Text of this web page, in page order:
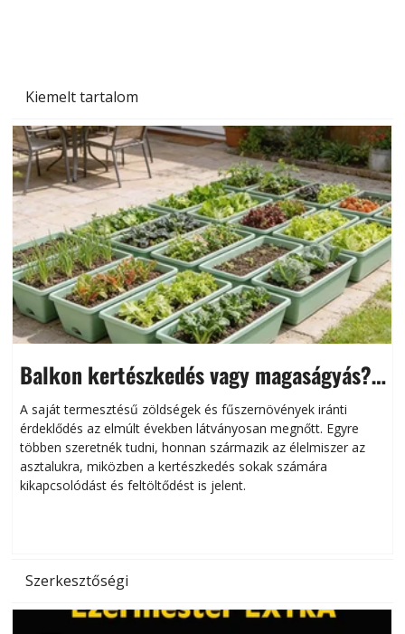
Kiemelt tartalom
Balkon kertészkedés vagy magaságyás?
Helytakarékos kertészkedés
A saját termesztésű zöldségek és fűszernövények iránti
érdeklődés az elmúlt években látványosan megnőtt. Egyre
többen szeretnék tudni, honnan származik az élelmiszer az
asztalukra, miközben a kertészkedés sokak számára
kikapcsolódást és feltöltődést is jelent.
Szerkesztőségi